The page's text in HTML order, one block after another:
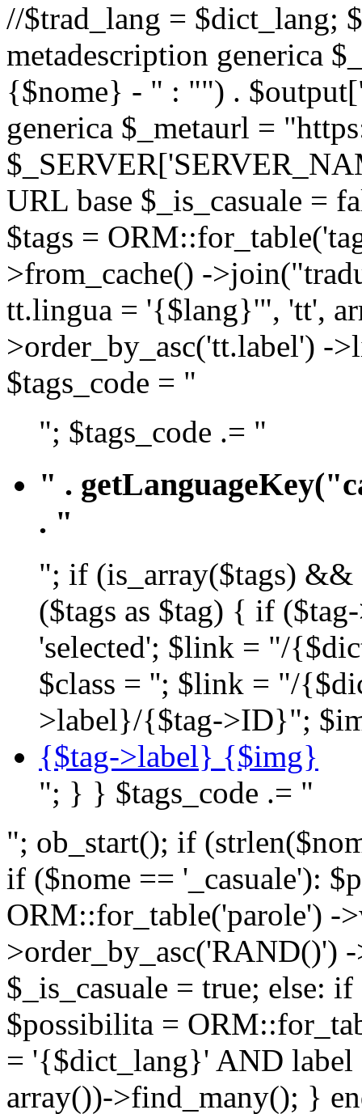
//$trad_lang = $dict_lang;
metadescription generica
{$nome} - " : "") .
generica $_metaurl =
URL base $_is_casuale =
$tags =
>from_cache() -
tt.lingua = '{$lang}'", 'tt',
>order_by_asc('tt.label') -
$tags_code = "
"; $tags_code .= "
" .
. "
"; if (is_array($tags) &&
($tags as $tag) { if
'selected'; $link = "/
$class = ''; $link = "/
>label}/{$tag->ID}";
{$tag->label} {$img}
"; } } $tags_code .= "
"; ob_start(); if
if ($nome == '_casuale'):
ORM::for_table('parole') -
>order_by_asc('RAND()')
$_is_casuale = true; else:
$possibilita =
= '{$dict_lang}' AND
array())->find_many(); }